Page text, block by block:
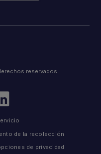
reservados
de la recolección
de privacidad